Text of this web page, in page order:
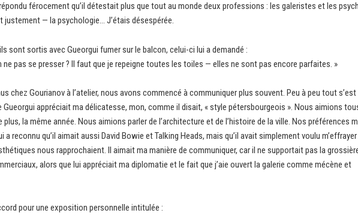
férocement qu’il détestait plus que tout au monde deux professions : les galeristes et les
justement — la psychologie… J’étais désespérée.
sont sortis avec Gueorgui fumer sur le balcon, celui-ci lui a demandé :
pas se presser ? Il faut que je repeigne toutes les toiles — elles ne sont pas encore parfaites. »
chez Gourianov à l’atelier, nous avons commencé à communiquer plus souvent. Peu à peu tout s’est
appréciait ma délicatesse, mon, comme il disait, « style pétersbourgeois ». Nous aimions
la même année. Nous aimions parler de l’architecture et de l’histoire de la ville. Nos préférences
reconnu qu’il aimait aussi David Bowie et Talking Heads, mais qu’il avait simplement voulu m’effrayer
nous rapprochaient. Il aimait ma manière de communiquer, car il ne supportait pas la
alors que lui appréciait ma diplomatie et le fait que j’aie ouvert la galerie comme mécène et
pour une exposition personnelle intitulée :